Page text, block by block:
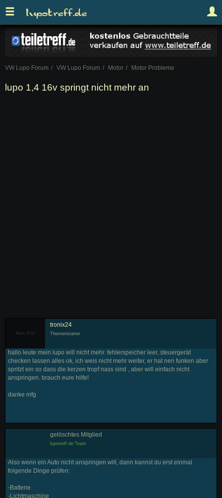
VW Lupo Forum VW Lupo Forum Motor Motor Probleme
lupo 1,4 16v springt nicht mehr an
tronix24
Themenstarter
hallo leute mein lupo will nicht mehr. fehlerspeicher leer, steuergerät
checken lassen alles ok, ich weis nicht mehr weiter, er hat nen funken aber
spritzt ein so dass die kerzen tropf nass sind , aber will einfach nicht
anspringen. brauch eure hilfe!
danke mfg
gelöschtes Mitglied
lupotreff.de Team
Also wenn ein Auto nicht anspringen will, dann kannst du erst einmal
folgende Dinge prüfen:
-Batterie
-Lichtmaschine